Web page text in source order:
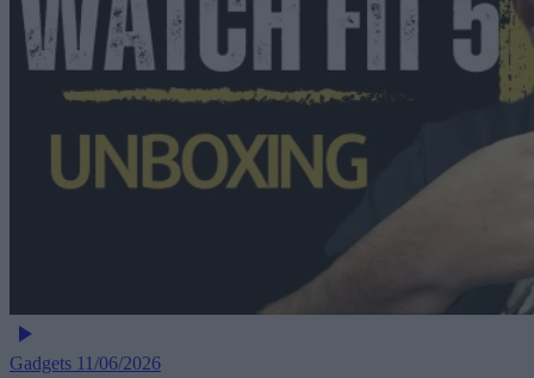
Gadgets 11/06/2026